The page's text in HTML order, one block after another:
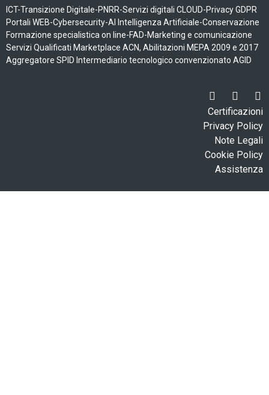
ICT-Transizione Digitale-PNRR-Servizi digitali CLOUD-Privacy GDPR
Portali WEB-Cybersecurity-AI Intelligenza Artificiale-Conservazione
Formazione specialistica on line-FAD-Marketing e comunicazione
Servizi Qualificati Marketplace ACN, Abilitazioni MEPA 2009 e 2017
Aggregatore SPID Intermediario tecnologico convenzionato AGID
Certificazioni
Privacy Policy
Note Legali
Cookie Policy
Assistenza